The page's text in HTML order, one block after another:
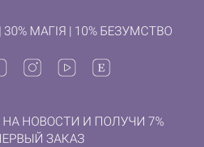
МАГІЯ | 10% БЕЗУМСТВО
НОВОСТИ И ПОЛУЧИ 7%
ЗАКАЗ